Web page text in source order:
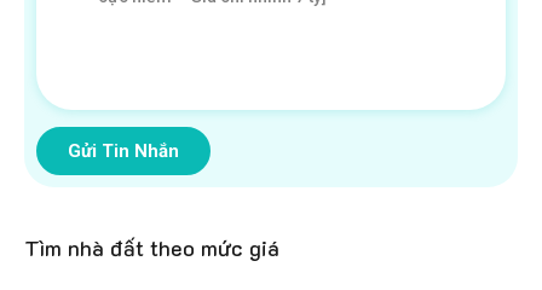
Gửi Tin Nhắn
Tìm nhà đất theo mức giá